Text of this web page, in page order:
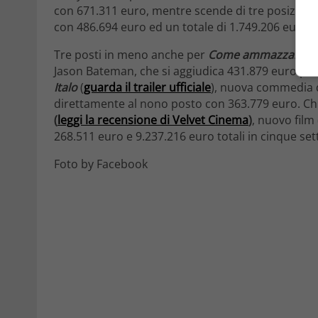
con 671.311 euro, mentre scende di tre
con 486.694 euro ed un totale di 1.749.206 euro
Tre posti in meno anche per Come ammazzare il
Jason Bateman, che si aggiudica 431.879 euro
Italo(guarda il trailer ufficiale), nuova commedia
direttamente al nono posto con 363.779 euro.
(leggi la recensione di Velvet Cinema), nuovo
268.511 euro e 9.237.216 euro totali in cinque
Foto by Facebook